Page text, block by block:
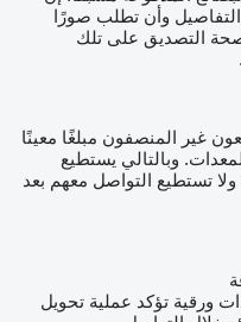
وأن تطلب صورًا
التصديق على تلك
غير المنصفون مبلغًا معينًا
وبالتالي يستطيع
تستطيع التواصل معهم بعد
ورقية تؤكد عملية تحويل